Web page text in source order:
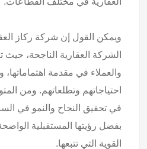
ويمكن القول إن شركة ركاز
الشركة العقارية الناجحة،
والعملاء في مقدمة اهتماماتها،
احتياجاتهم وتطلعاتهم. ومن
في تحقيق النجاح والنمو في
بفضل رؤيتها المستقبلية
القوية التي تتبعها.